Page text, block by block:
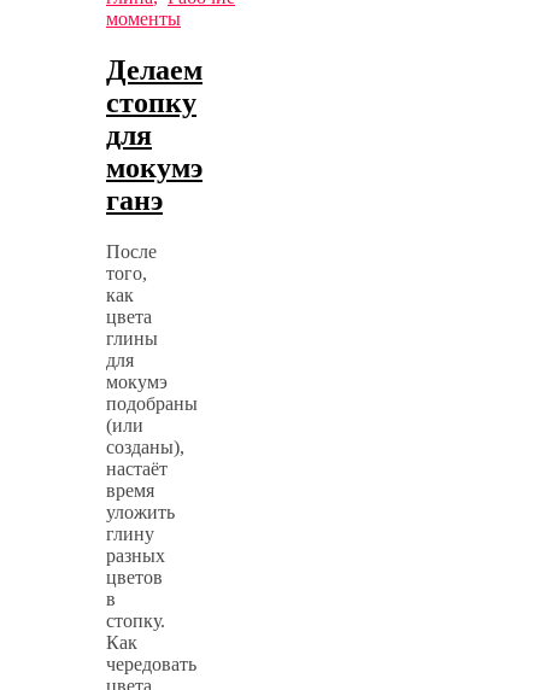
моменты
Делаем
стопку
для
мокумэ
ганэ
После
того,
как
цвета
глины
для
мокумэ
подобраны
(или
созданы),
настаёт
время
уложить
глину
разных
цветов
в
стопку.
Как
чередовать